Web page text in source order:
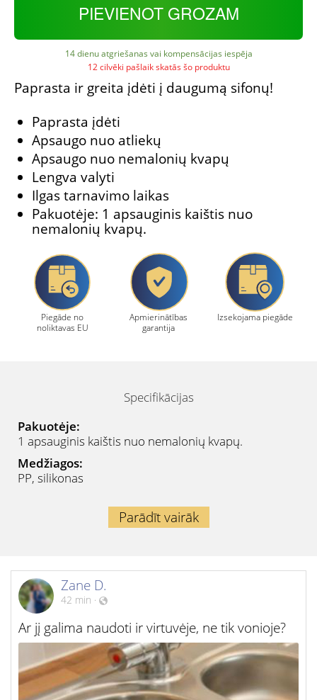
PIEVIENOT GROZAM
14 dienu atgriešanas vai kompensācijas iespēja
12 cilvēki pašlaik skatās šo produktu
Paprasta ir greita įdėti į daugumą sifonų!
Paprasta įdėti
Apsaugo nuo atliekų
Apsaugo nuo nemalonių kvapų
Lengva valyti
Ilgas tarnavimo laikas
Pakuotėje: 1 apsauginis kaištis nuo
nemalonių kvapų.
Piegāde no
noliktavas EU
Apmierinātības
garantija
Izsekojama piegāde
Specifikācijas
Pakuotėje:
1 apsauginis kaištis nuo nemalonių kvapų.
Medžiagos:
PP, silikonas
Parādīt vairāk
Zane D.
42 min ·
Ar jį galima naudoti ir virtuvėje, ne tik vonioje?